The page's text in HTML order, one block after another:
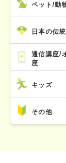
ペット/動
日本の伝
通信講座/
座
キッズ
その他